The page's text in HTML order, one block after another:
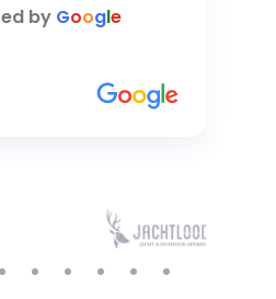
by Google